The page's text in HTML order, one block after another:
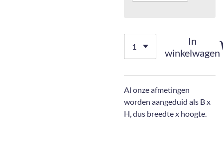
In
winkelwagen
Al onze afmetingen
worden aangeduid als B x
H, dus breedte x hoogte.